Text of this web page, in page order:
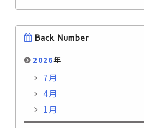
Back Number
2026年
7月
4月
1月